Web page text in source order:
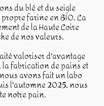
du blé et du seigle
farine en BIO. La
de la Haute Loire
de nos valeurs.
valoriser d'avantage
fabrication de pains et
avons fait un labo
l'automne 2025, nous
notre pain.